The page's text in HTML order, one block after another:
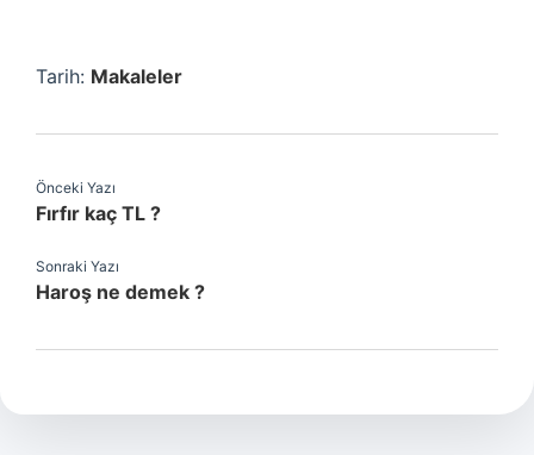
Tarih: Makaleler
Önceki Yazı
Fırfır kaç TL ?
Sonraki Yazı
Haroş ne demek ?